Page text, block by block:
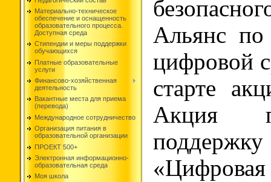
Материально-техническое
обеспечение и оснащенность
образовательного процесса.
Доступная среда
Стипендии и меры поддержки
обучающихся
Платные образовательные
услуги
Финансово-хозяйственная
деятельность
Вакантные места для приема
(перевода)
Международное сотрудничество
Организация питания в
образовательной организации
ПРОЕКТ 500+
Электронная информационно-
образовательная среда
Моя школа
Альянс
цифровой
старте
Акция
«Цифровая